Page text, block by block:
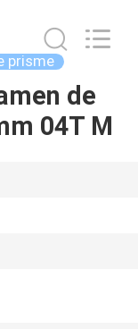
prisme
de
04T M